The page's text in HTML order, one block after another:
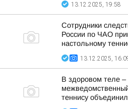
13.12.2025, 19:58
Сотрудники
России по ЧАО
настольному
13.12.2025,
В здоровом теле –
теннису